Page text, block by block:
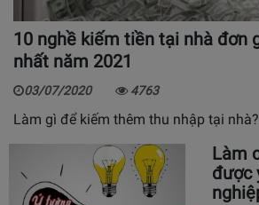
10 nghề kiếm tiền tại nhà đơn
nhất năm 2021
03/07/2020 4763
Làm gì để kiếm thêm thu nhập tại
Làm
được